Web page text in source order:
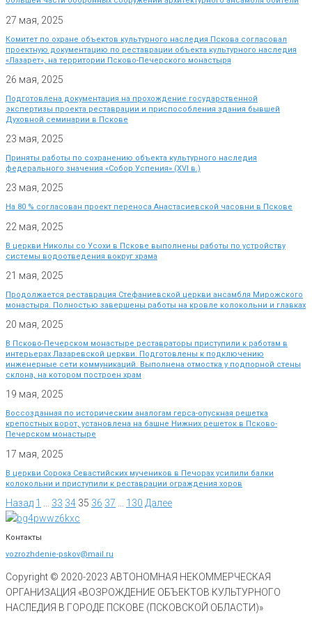
27 мая, 2025
Комитет по охране объектов культурного наследия Пскова согласовал
проектную документацию по реставрации объекта культурного наследия
«Лазарет», на территории Псково-Печерского монастыря
26 мая, 2025
Подготовлена документация на прохождение государственной
экспертизы проекта реставрации и приспособления здания бывшей
Духовной семинарии в Пскове
23 мая, 2025
Приняты работы по сохранению объекта культурного наследия
федерального значения «Собор Успения» (XVI в.)
23 мая, 2025
На 80 % согласован проект переноса Анастасиевской часовни в Пскове
22 мая, 2025
В церкви Николы со Усохи в Пскове выполнены работы по устройству
системы водоотведения вокруг храма
21 мая, 2025
Продолжается реставрация Стефаниевской церкви ансамбля Мирожского
монастыря. Полностью завершены работы на кровле колокольни и главках
20 мая, 2025
В Псково-Печерском монастыре реставраторы приступили к работам в
интерьерах Лазаревской церкви. Подготовлены к подключению
инженерные сети коммуникаций. Выполнена отмостка у подпорной стены
склона, на котором построен храм
19 мая, 2025
Воссозданная по историческим аналогам герса-опускная решетка
крепостных ворот, установлена на башне Нижних решеток в Псково-
Печерском монастыре
17 мая, 2025
В церкви Сорока Севастийских мучеников в Печорах усилили балки
колокольни и приступили к реставрации ограждения хоров
Назад 1 33 34 35 36 37 130 Далее
Контакты
vozrozhdenie-pskov@mail.ru
Copyright © 2020-2023 АВТОНОМНАЯ НЕКОММЕРЧЕСКАЯ
ОРГАНИЗАЦИЯ «ВОЗРОЖДЕНИЕ ОБЪЕКТОВ КУЛЬТУРНОГО
НАСЛЕДИЯ В ГОРОДЕ ПСКОВЕ (ПСКОВСКОЙ ОБЛАСТИ)»